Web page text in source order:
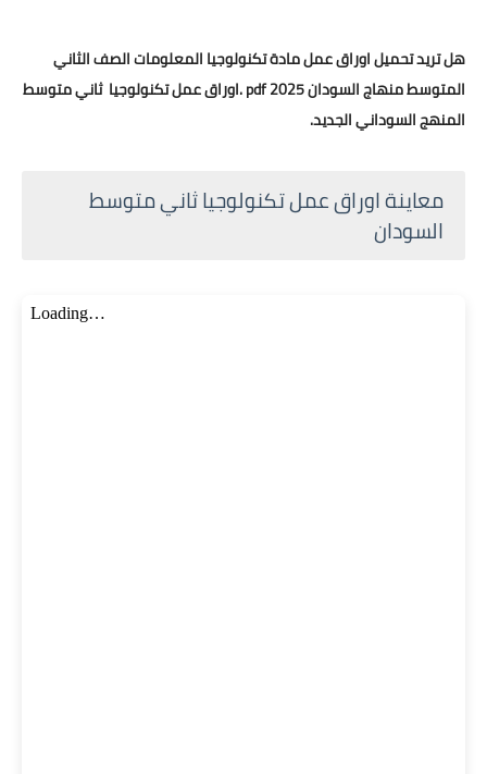
هل تريد تحميل اوراق عمل مادة تكنولوجيا المعلومات الصف الثاني
المتوسط منهاج السودان 2025 pdf .اوراق عمل تكنولوجيا ثاني متوسط
المنهج السوداني الجديد.
معاينة اوراق عمل تكنولوجيا ثاني متوسط
السودان